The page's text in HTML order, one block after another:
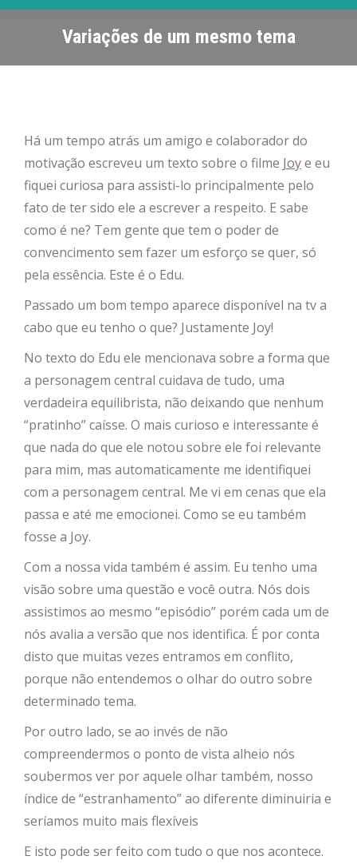
Variações de um mesmo tema
Há um tempo atrás um amigo e colaborador do
motivação escreveu um texto sobre o filme Joye eu
fiquei curiosa para assisti-lo principalmente pelo
fato de ter sido ele a escrever a respeito. E sabe
como é ne? Tem gente que tem o poder de
convencimento sem fazer um esforço se quer, só
pela essência. Este é o Edu.
Passado um bom tempo aparece disponível na tv a
cabo que eu tenho o que? Justamente Joy!
No texto do Edu ele mencionava sobre a forma que
a personagem central cuidava de tudo, uma
verdadeira equilibrista, não deixando que nenhum
“pratinho” caísse. O mais curioso e interessante é
que nada do que ele notou sobre ele foi relevante
para mim, mas automaticamente me identifiquei
com a personagem central. Me vi em cenas que ela
passa e até me emocionei. Como se eu também
fosse a Joy.
Com a nossa vida também é assim. Eu tenho uma
visão sobre uma questão e você outra. Nós dois
assistimos ao mesmo “episódio” porém cada um de
nós avalia a versão que nos identifica. É por conta
disto que muitas vezes entramos em conflito,
porque não entendemos o olhar do outro sobre
determinado tema.
Por outro lado, se ao invés de não
compreendermos o ponto de vista alheio nós
soubermos ver por aquele olhar também, nosso
índice de “estranhamento” ao diferente diminuiria e
seríamos muito mais flexíveis
E isto pode ser feito com tudo o que nos acontece.